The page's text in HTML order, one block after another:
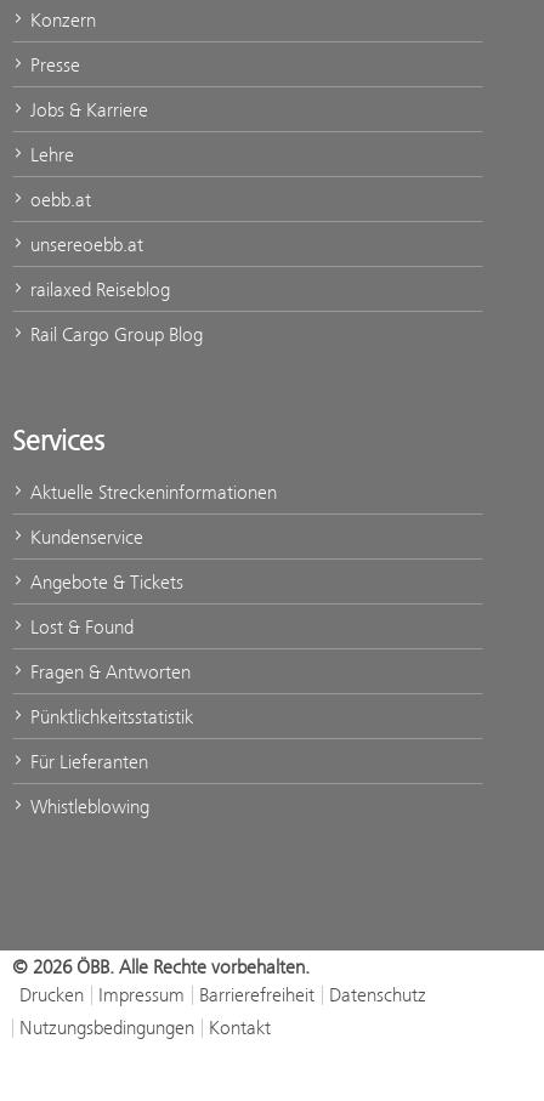
Konzern
Presse
Jobs & Karriere
Lehre
oebb.at
unsereoebb.at
railaxed Reiseblog
Rail Cargo Group Blog
Services
Aktuelle Streckeninformationen
Kundenservice
Angebote & Tickets
Lost & Found
Fragen & Antworten
Pünktlichkeitsstatistik
Für Lieferanten
Whistleblowing
© 2026 ÖBB. Alle Rechte vorbehalten.
Drucken
Impressum Barrierefreiheit
Datenschutz
Nutzungsbedingungen
Kontakt